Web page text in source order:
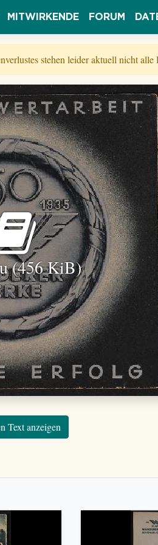
MITWIRKENDE FORUM
stehen leider aktuell nicht
(456 KiB)
Text anzeigen